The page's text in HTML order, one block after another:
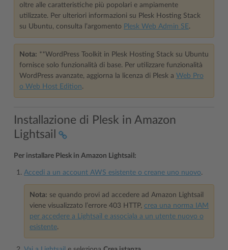
oltre alle caratteristiche più popolari e ampiamente
utilizzate. Per ulteriori informazioni su Plesk Hosting Stack
su Ubuntu, consulta l’argomento Plesk Web Admin SE.
Nota: **WordPress Toolkit in Plesk Hosting Stack su Ubuntu
fornisce solo funzionalità di base. Per utilizzare funzionalità
WordPress avanzate, aggiorna la licenza di Plesk a Web Pro
o Web Host Edition.
Installazione di Plesk in Amazon
Lightsail
Per installare Plesk in Amazon Lightsail:
Accedi a un account AWS esistente o creane uno nuovo.
Nota: se quando provi ad accedere ad Amazon Lightsail
viene visualizzato l’errore 403 HTTP, crea una norma IAM
per accedere a Lightsail e associala a un utente nuovo o
esistente.